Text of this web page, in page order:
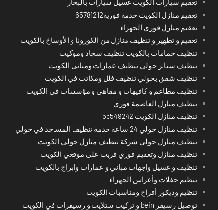
تعقيم منازل الكويت خدمة فورية65781212
تعقيم منازل فوري الجهراء
تعقيم و تطهير و تنظيف منازل من الكورونا و الأوساخ بالكويت
تنظيف حمامات بالكويت تنظيف سجاد وموكيت
تنظيف ستائر حولي تنظيف عمارات ومباني الكويت
تنظيف شقق بحولي تنظيف فلل ومكاتب في الكويت
تنظيف مطاعم و كافيهات و مقاهي و مؤسسات في الكويت
تنظيف منازل العاصمة فوري
تنظيف منازل الكويت 55549242
تنظيف منازل حولي 24 ساعة خدمة تنظيف المساجد في حولي
تنظيف منازل حولي شركة تنظيف منازل حولي الكويت
تنظيف منازل وتعقيم فوري قريب على موقعي الكويت
تنظيف و غسيل واجهات مباني و عمارات وابراج بالكويت
تنظيم حفلات وأعراس الجهراء
تنظيم وديكور أفراح ومناسبات الكويت
توصيل رسيفر bein و تركيب ستلايت و رسيفرات في الكويت